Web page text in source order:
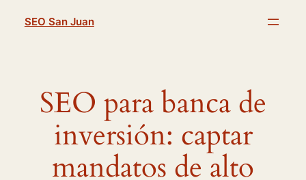
SEO San Juan
SEO para banca de
inversión: captar
mandatos de alto